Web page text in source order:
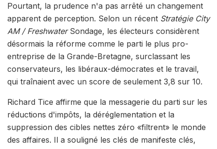
Pourtant, la prudence n'a pas arrêté un changement
apparent de perception. Selon un récent Stratégie City
AM / FreshwaterSondage, les électeurs considèrent
désormais la réforme comme le parti le plus pro-
entreprise de la Grande-Bretagne, surclassant les
conservateurs, les libéraux-démocrates et le travail,
qui traînaient avec un score de seulement 3,8 sur 10.
Richard Tice affirme que la messagerie du parti sur les
réductions d'impôts, la déréglementation et la
suppression des cibles nettes zéro «filtrent» le monde
des affaires. Il a souligné les clés de manifeste clés,